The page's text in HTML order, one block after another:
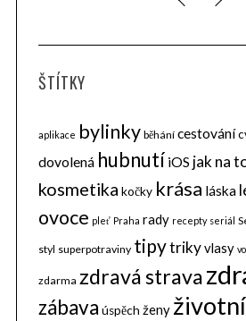
ŠTÍTKY
aplikace bylinky běhání cestování
dovolená hubnutí iOS jak na
kosmetika kočky krása láska
ovoce pleť Praha rady recepty seriál
styl superpotraviny tipytrikyvlasy
zdarma zdravá strava
zábava úspěch ženy